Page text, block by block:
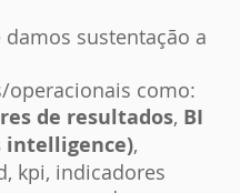
damos sustentação a
operacionais como:
de resultados, BI
intelligence),
kpi, indicadores